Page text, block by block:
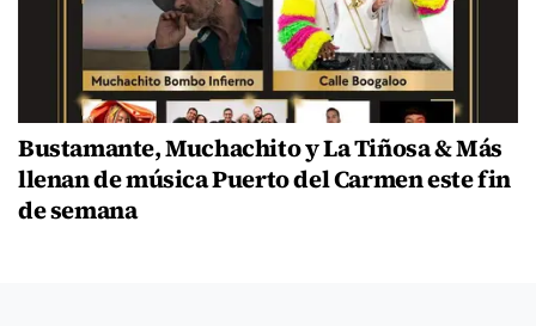
Bustamante, Muchachito y La Tiñosa & Más
llenan de música Puerto del Carmen este fin
de semana